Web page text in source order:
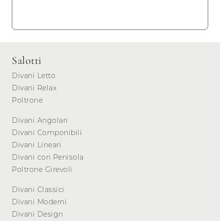
Salotti
Divani Letto
Divani Relax
Poltrone
Divani Angolari
Divani Componibili
Divani Lineari
Divani con Penisola
Poltrone Girevoli
Divani Classici
Divani Moderni
Divani Design